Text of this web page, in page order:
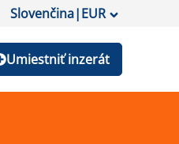
Slovenčina|EUR
Umiestniť inzerát